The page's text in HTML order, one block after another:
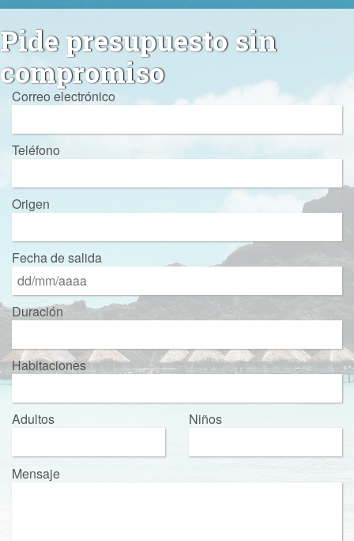
Pide presupuesto sin
compromiso
Correo electrónico
Teléfono
Origen
Fecha de salida
Duración
Habitaciones
Adultos Niños
Mensaje